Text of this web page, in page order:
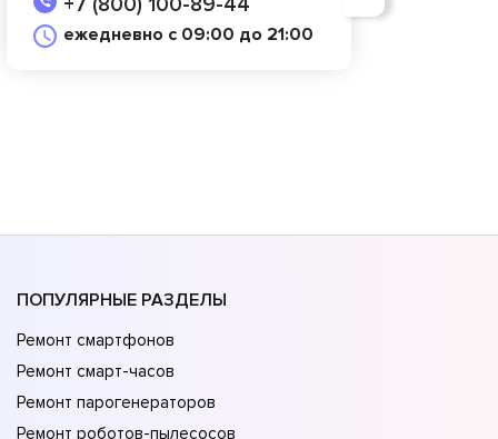
ежедневно с 09:00 до 21:00
ПОПУЛЯРНЫЕ РАЗДЕЛЫ
Ремонт смартфонов
Ремонт смарт-часов
Ремонт парогенераторов
Ремонт роботов-пылесосов